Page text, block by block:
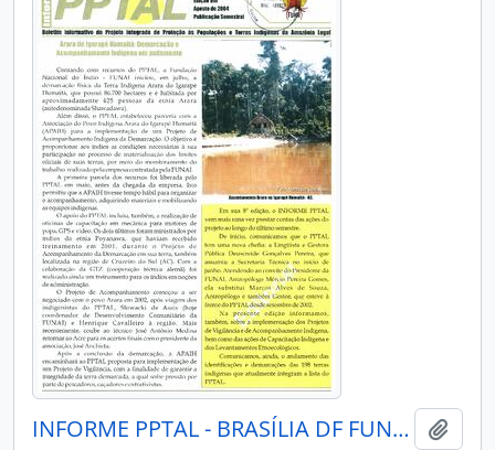
INFORME PPTAL - BRASÍLIA DF FUNAI - 2004 - Nº08